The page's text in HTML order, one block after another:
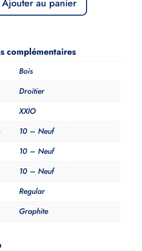
Ajouter au panier
complémentaires
Bois
Droitier
XXIO
10 – Neuf
10 – Neuf
10 – Neuf
Regular
Graphite